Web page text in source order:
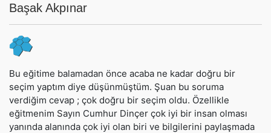
Başak Akpınar
Bu eğitime balamadan önce acaba ne kadar doğru bir
seçim yaptım diye düşünmüştüm. Şuan bu soruma
verdiğim cevap ; çok doğru bir seçim oldu. Özellikle
eğitmenim Sayın Cumhur Dinçer çok iyi bir insan olması
yanında alanında çok iyi olan biri ve bilgilerini paylaşmada